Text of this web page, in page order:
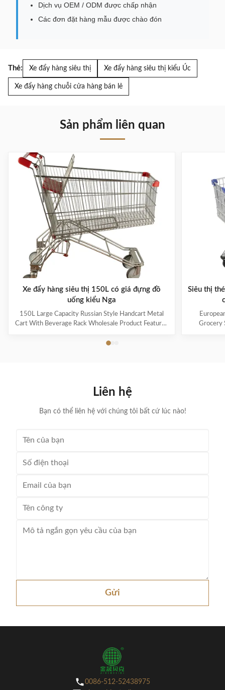
Dịch vụ OEM / ODM được chấp nhận
Các đơn đặt hàng mẫu được chào đón
Thẻ: Xe đẩy hàng siêu thị Xe đẩy hàng siêu thị kiểu Úc
Xe đẩy hàng chuỗi cửa hàng bán lẻ
Sản phẩm liên quan
Xe đẩy hàng siêu thị 150L có giá đựng đồ
uống kiểu Nga
150L Large Capacity Russian Style Handcart Metal
Cart With Beverage Rack Wholesale Product Features
which is high-quality and durable Europe and the
With a storage foundation, free up more space
Surface treatment, color, logo,
Siêu thị
Grocery
Liên hệ
Bạn có thể liên hệ với chúng tôi bất cứ lúc nào!
Gửi
0086-512-52438975